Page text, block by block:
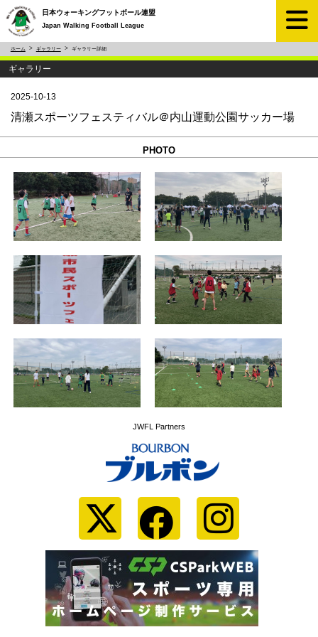
日本ウォーキングフットボール連盟
Japan Walking Football League
ホーム ギャラリー ギャラリー詳細
ギャラリー
2025-10-13
清瀬スポーツフェスティバル＠内山運動公園サッカー場
PHOTO
JWFL Partners